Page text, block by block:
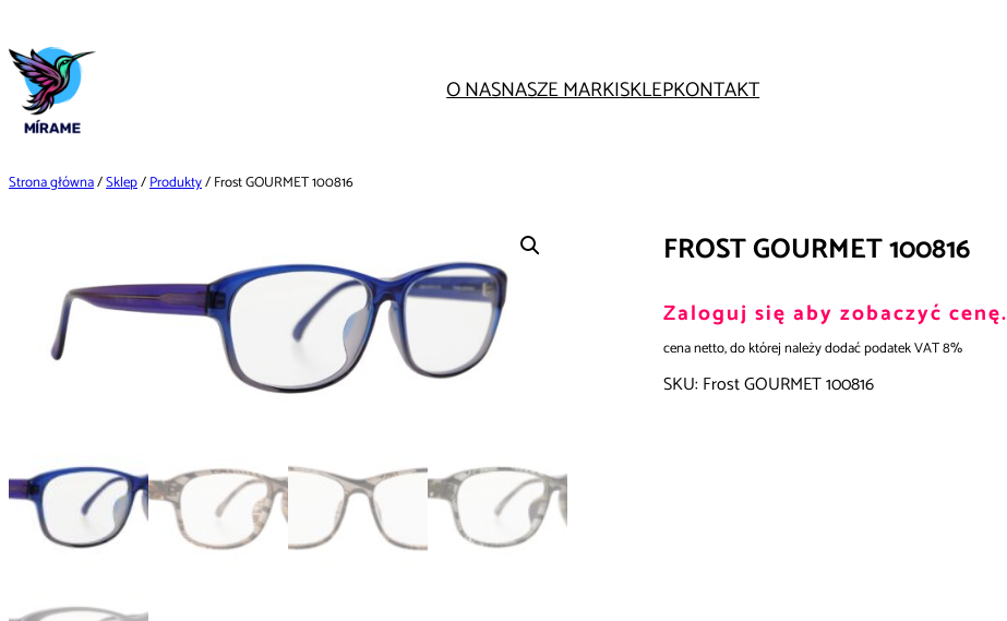
do
treści
O NASNASZE MARKISKLEPKONTAKT
Strona główna/Sklep/Produkty/ Frost GOURMET 100816
FROST GOURMET 100816
Zaloguj się aby zobaczyć cenę.
cena netto, do której należy dodać podatek VAT 8%
SKU: Frost GOURMET 100816